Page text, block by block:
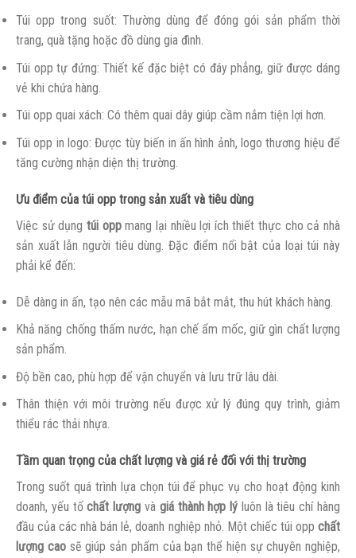
Túi opp trong suốt: Thường dùng để đóng gói sản phẩm thời
trang, quà tặng hoặc đồ dùng gia đình.
Túi opp tự đứng: Thiết kế đặc biệt có đáy phẳng, giữ được dáng
vẻ khi chứa hàng.
Túi opp quai xách: Có thêm quai dây giúp cầm nắm tiện lợi hơn.
Túi opp in logo: Được tùy biến in ấn hình ảnh, logo thương hiệu để
tăng cường nhận diện thị trường.
Ưu điểm của túi opp trong sản xuất và tiêu dùng
Việc sử dụng túi oppmang lại nhiều lợi ích thiết thực cho cả nhà
sản xuất lẫn người tiêu dùng. Đặc điểm nổi bật của loại túi này
phải kể đến:
Dễ dàng in ấn, tạo nên các mẫu mã bắt mắt, thu hút khách hàng.
Khả năng chống thấm nước, hạn chế ẩm mốc, giữ gìn chất lượng
sản phẩm.
Độ bền cao, phù hợp để vận chuyển và lưu trữ lâu dài.
Thân thiện với môi trường nếu được xử lý đúng quy trình, giảm
thiểu rác thải nhựa.
Tầm quan trọng của chất lượng và giá rẻ đối với thị trường
Trong suốt quá trình lựa chọn túi để phục vụ cho hoạt động kinh
doanh, yếu tốchất lượng và giá thành hợp lý luôn là tiêu chí hàng
đầu của các nhà bán lẻ, doanh nghiệp nhỏ. Một chiếc túi opp chất
lượng caosẽ giúp sản phẩm của bạn thể hiện sự chuyên nghiệp,